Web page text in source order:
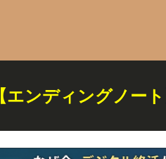
【エンディングノート